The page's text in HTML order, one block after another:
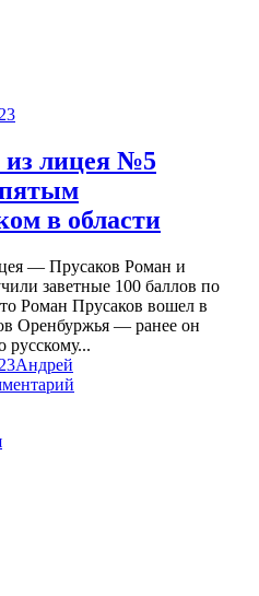
из лицея №5
пятым
в области
— Прусаков Роман и
заветные 100 баллов по
Роман Прусаков вошел в
Оренбуржья — ранее он
русскому...
Андрей